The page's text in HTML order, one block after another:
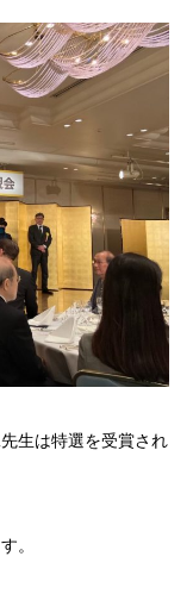
生は特選を受賞され
。